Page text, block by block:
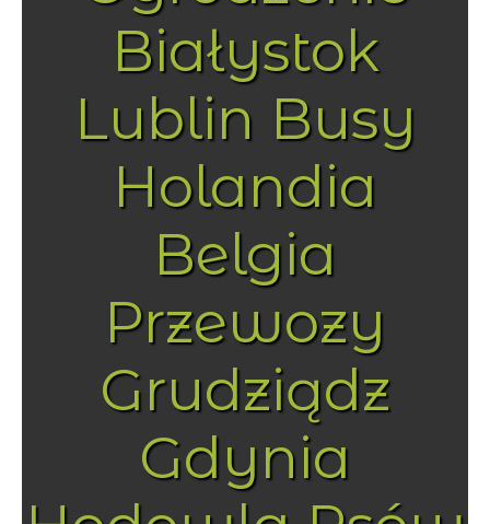
Białystok
Lublin Busy
Holandia
Belgia
Przewozy
Grudziądz
Gdynia